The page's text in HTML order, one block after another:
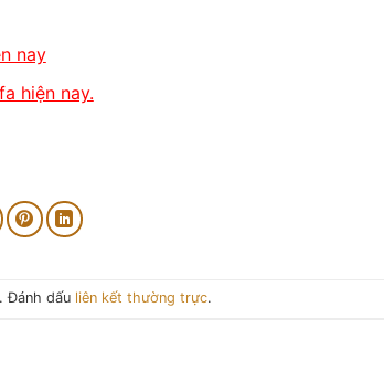
nay
hiện nay.
. Đánh dấu liên kết thường trực.